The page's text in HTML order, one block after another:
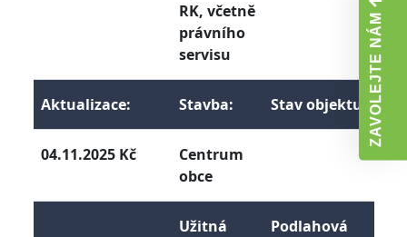
ZAVOLEJTE NÁM
RK, včetně
právního
servisu
Aktualizace: Stavba: Stav objektu:
04.11.2025 Kč
Centrum
obce
Užitná
Podlahová